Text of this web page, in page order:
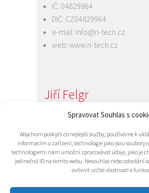
Spravovat Souhlas s
Abychom poskytli co nejlepší služby, používáme k
informacím o zařízení, technologie jako jsou soubory
technologiemi nám umožní zpracovávat údaje, jako je
jedinečná ID na tomto webu. Nesouhlas nebo odvolání
ovlivnit určité vlastnosti a
IČ: 04829964
DIČ: CZ04829964
e-mail: info@ri-tech.cz
web: www.ri-tech.cz
Jiří Felgr
Jednatel společnosti
e-mail:info@ri-tech.cz